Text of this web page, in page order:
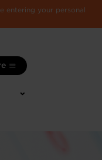
entering your personal